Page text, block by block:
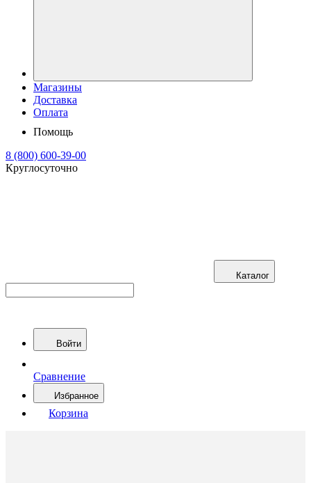
Магазины
Доставка
Оплата
Помощь
8 (800) 600-39-00
Круглосуточно
Каталог
Войти
Сравнение
Избранное
Корзина